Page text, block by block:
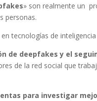
» son realmente un
personas.
tecnologías de
de deepfakes y el
de la red social que
para investigar